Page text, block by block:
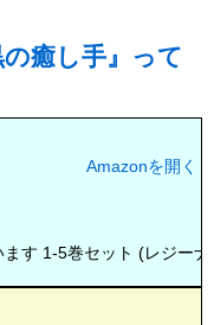
癒し手』って
す 1-5巻セット (レジーナ
Amazonを開く